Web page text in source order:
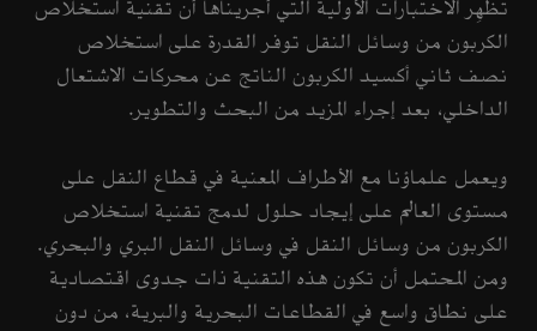
تُظهِر الاختبارات الأولية التي أجريناها أن تقنية استخلاص
الكربون من وسائل النقل توفر القدرة على استخلاص
نصف ثاني أكسيد الكربون الناتج عن محركات الاشتعال
الداخلي، بعد إجراء المزيد من البحث والتطوير.
ويعمل علماؤنا مع الأطراف المعنية في قطاع النقل على
مستوى العالم على إيجاد حلول لدمج تقنية استخلاص
الكربون من وسائل النقل في وسائل النقل البري والبحري.
ومن المحتمل أن تكون هذه التقنية ذات جدوى اقتصادية
على نطاق واسع في القطاعات البحرية والبرية، من دون